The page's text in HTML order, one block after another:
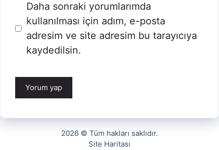
Daha sonraki yorumlarımda
kullanılması için adım, e-posta
adresim ve site adresim bu tarayıcıya
kaydedilsin.
2026 © Tüm hakları saklıdır.
Site Haritası